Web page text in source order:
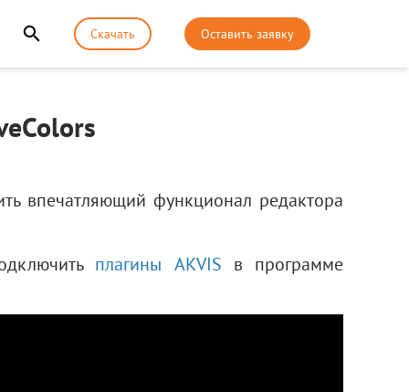
Скачать Оставить заявку
впечатляющий функционал редактора
плагины AKVIS в программе